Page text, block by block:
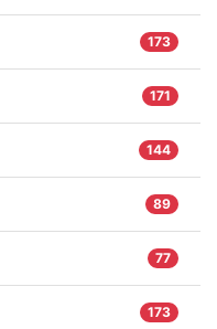
173
171
144
89
77
173